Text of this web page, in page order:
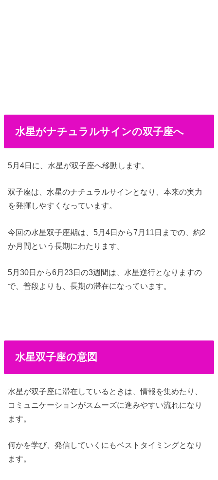
水星がナチュラルサインの双子座へ
5月4日に、水星が双子座へ移動します。
双子座は、水星のナチュラルサインとなり、本来の実力
を発揮しやすくなっています。
今回の水星双子座期は、5月4日から7月11日までの、約2
か月間という長期にわたります。
5月30日から6月23日の3週間は、水星逆行となりますの
で、普段よりも、長期の滞在になっています。
水星双子座の意図
水星が双子座に滞在しているときは、情報を集めたり、
コミュニケーションがスムーズに進みやすい流れになり
ます。
何かを学び、発信していくにもベストタイミングとなり
ます。